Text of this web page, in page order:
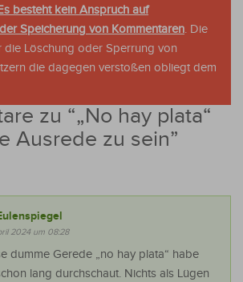
besteht kein Anspruch auf
Speicherung von Kommentaren. Die
die Löschung oder Sperrung von
die dagegen verstoßen obliegt dem
zu “„No hay plata“
Ausrede zu sein”
2024 um 08:28
dumme Gerede „no hay plata“ habe
lang durchschaut. Nichts als Lügen